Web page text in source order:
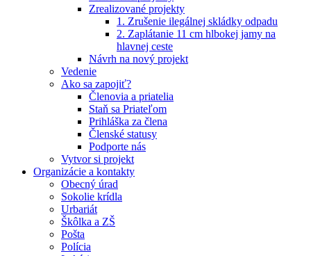
Zrealizované projekty
1. Zrušenie ilegálnej skládky odpadu
2. Zaplátanie 11 cm hlbokej jamy na
hlavnej ceste
Návrh na nový projekt
Vedenie
Ako sa zapojiť?
Členovia a priatelia
Staň sa Priateľom
Prihláška za člena
Členské statusy
Podporte nás
Vytvor si projekt
Organizácie a kontakty
Obecný úrad
Sokolie krídla
Urbariát
Škôlka a ZŠ
Pošta
Polícia